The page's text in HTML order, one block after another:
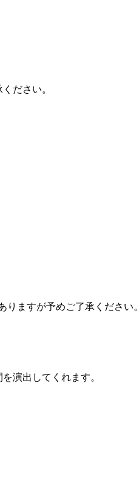
ださい。
ますが予めご了承ください。
演出してくれます。